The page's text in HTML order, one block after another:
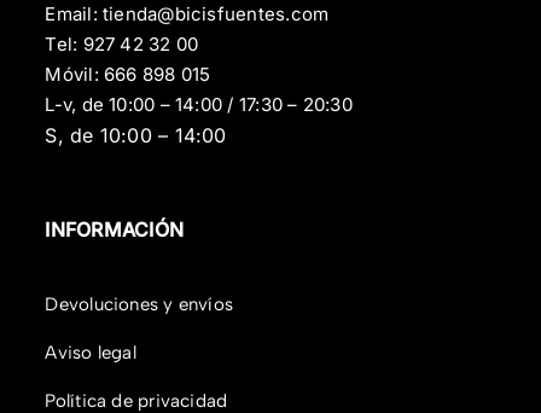
Email:tienda@bicisfuentes.com
Tel: 927 42 32 00
Móvil: 666 898 015
L-v, de 10:00 – 14:00 / 17:30 – 20:30
S, de 10:00 – 14:00
INFORMACIÓN
Devoluciones y envíos
Aviso legal
Política de privacidad